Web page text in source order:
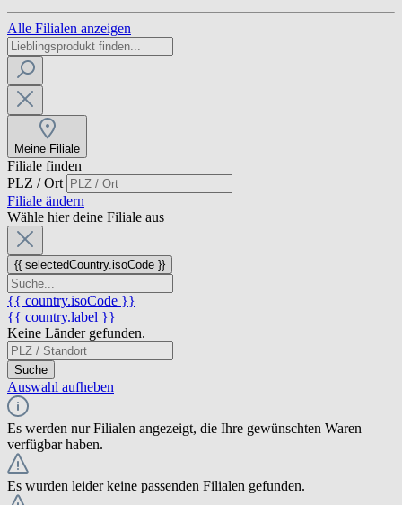
Alle Filialen anzeigen
Meine Filiale
Filiale finden
PLZ / Ort
Filiale ändern
Wähle hier deine Filiale aus
{{ selectedCountry.isoCode }}
{{ country.isoCode }}
{{ country.label }}
Keine Länder gefunden.
Suche
Auswahl aufheben
Es werden nur Filialen angezeigt, die Ihre gewünschten Waren
verfügbar haben.
Es wurden leider keine passenden Filialen gefunden.